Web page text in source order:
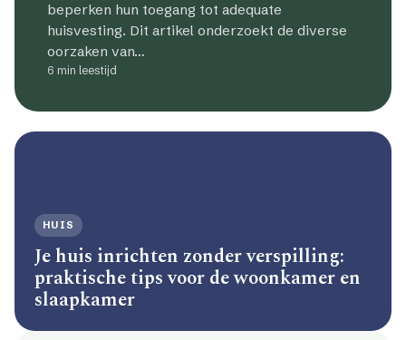
beperken hun toegang tot adequate
huisvesting. Dit artikel onderzoekt de diverse
oorzaken van…
6 min leestijd
HUIS
Je huis inrichten zonder verspilling:
praktische tips voor de woonkamer en
slaapkamer